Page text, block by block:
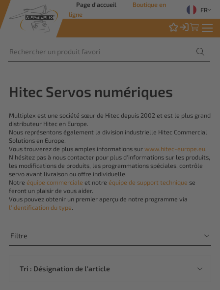
Page d'accueil
Boutique en
ligne
FR
Hitec Servos numériques
Multiplex est une société sœur de Hitec depuis 2002 et est le plus grand
distributeur Hitec en Europe.
Nous représentons également la division industrielle Hitec Commercial
Solutions en Europe.
Vous trouverez de plus amples informations surwww.hitec-europe.eu.
N'hésitez pas à nous contacter pour plus d'informations sur les produits,
les modifications de produits, les programmations spéciales, contrôle
servo avant livraison ou offre individuelle.
Notre équipe commerciale et notre équipe de support technique se
feront un plaisir de vous aider.
Vous pouvez obtenir un premier aperçu de notre programme via
l'identification du type.
Filtre